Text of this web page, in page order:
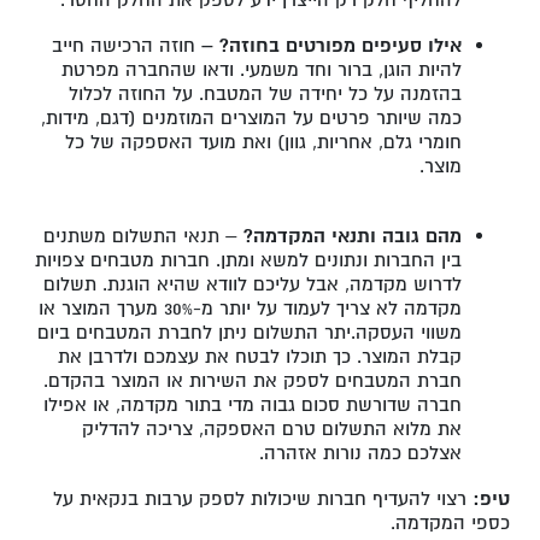
אילו סעיפים מפורטים בחוזה? – חוזה הרכישה חייב
להיות הוגן, ברור וחד משמעי. ודאו שהחברה מפרטת
בהזמנה על כל יחידה של המטבח. על החוזה לכלול
כמה שיותר פרטים על המוצרים המוזמנים (דגם, מידות,
חומרי גלם, אחריות, גוון) ואת מועד האספקה של כל
מוצר.
מהם גובה ותנאי המקדמה? – תנאי התשלום משתנים
בין החברות ונתונים למשא ומתן. חברות מטבחים צפויות
לדרוש מקדמה, אבל עליכם לוודא שהיא הוגנת. תשלום
מקדמה לא צריך לעמוד על יותר מ-30% מערך המוצר או
משווי העסקה.יתר התשלום ניתן לחברת המטבחים ביום
קבלת המוצר. כך תוכלו לבטח את עצמכם ולדרבן את
חברת המטבחים לספק את השירות או המוצר בהקדם.
חברה שדורשת סכום גבוה מדי בתור מקדמה, או אפילו
את מלוא התשלום טרם האספקה, צריכה להדליק
אצלכם כמה נורות אזהרה.
טיפ: רצוי להעדיף חברות שיכולות לספק ערבות בנקאית על
כספי המקדמה.